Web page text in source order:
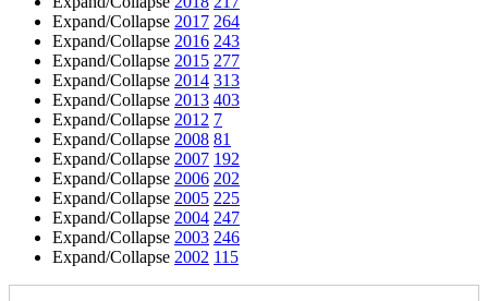
Expand/Collapse 2017 264
Expand/Collapse 2016 243
Expand/Collapse 2015 277
Expand/Collapse 2014 313
Expand/Collapse 2013 403
Expand/Collapse 2012 7
Expand/Collapse 2008 81
Expand/Collapse 2007 192
Expand/Collapse 2006 202
Expand/Collapse 2005 225
Expand/Collapse 2004 247
Expand/Collapse 2003 246
Expand/Collapse 2002 115